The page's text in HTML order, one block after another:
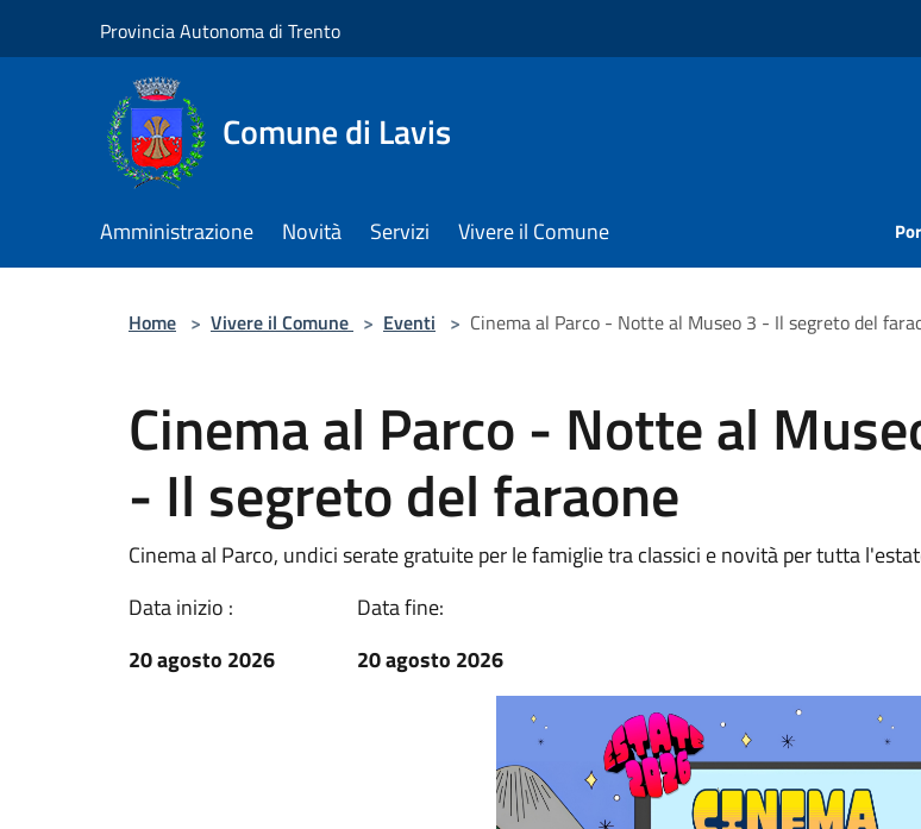
Provincia Autonoma di Trento
Comune di Lavis
Amministrazione Novità Servizi Vivere il Comune
Home > Vivere il Comune > Eventi > Cinema al Parco - Notte al Museo 3 - Il segreto del
Cinema al Parco - Notte al
- Il segreto del faraone
Cinema al Parco, undici serate gratuite per le famiglie tra classici e novità per tutta
Data inizio :
20 agosto 2026
Data fine:
20 agosto 2026